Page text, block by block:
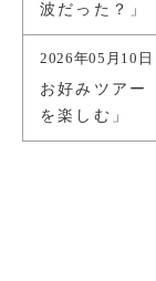
波だった？」
2026年05月10日
お好みツアー
を楽しむ」